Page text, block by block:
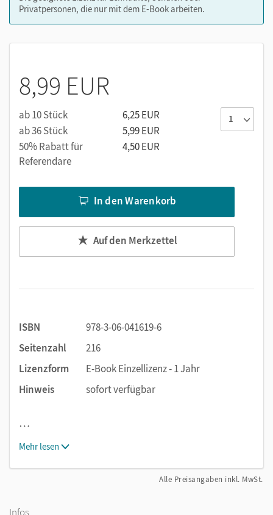
Privatpersonen, die nur mit dem E-Book arbeiten.
8,99 EUR
ab 10 Stück
6,25 EUR
ab 36 Stück
5,99 EUR
50% Rabatt für
Referendare
4,50 EUR
In den Warenkorb
Auf den Merkzettel
ISBN
978-3-06-041619-6
Seitenzahl
216
Lizenzform
E-Book Einzellizenz - 1 Jahr
Hinweis
sofort verfügbar
…
Mehr lesen
Alle Preisangaben inkl. MwSt.
Infos